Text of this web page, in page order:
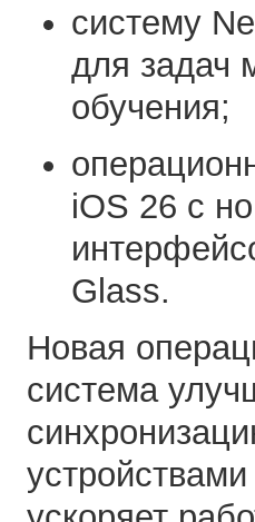
систему
для задач
обучения;
iOS 26 с
Glass.
Новая
система